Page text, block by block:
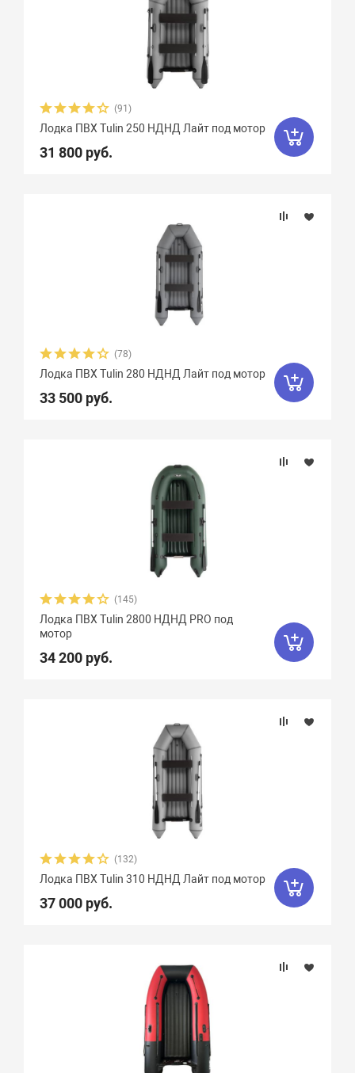
(91)
Лодка ПВХ Tulin 250 НДНД Лайт под мотор
31 800 руб.
(78)
Лодка ПВХ Tulin 280 НДНД Лайт под мотор
33 500 руб.
(145)
Лодка ПВХ Tulin 2800 НДНД PRO под
мотор
34 200 руб.
(132)
Лодка ПВХ Tulin 310 НДНД Лайт под мотор
37 000 руб.